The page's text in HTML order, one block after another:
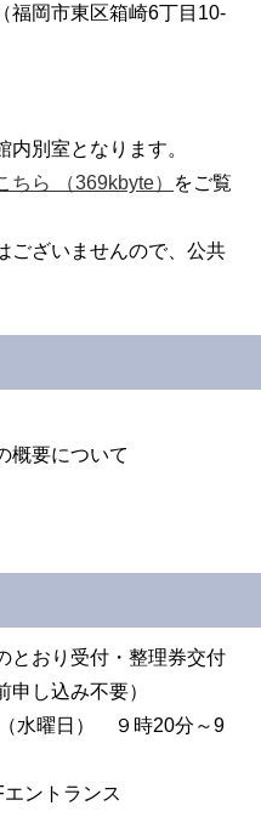
岡市東区箱崎6丁目10-
別室となります。
ら （369kbyte）
をご覧
ざいませんので、公共
概要について
おり受付・整理券交付
し込み不要）
水曜日） ９時20分～9
エントランス